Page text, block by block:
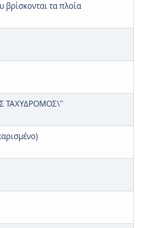
βρίσκονται τα πλοία
ΤΑΧΥΔΡΟΜΟΣ\"